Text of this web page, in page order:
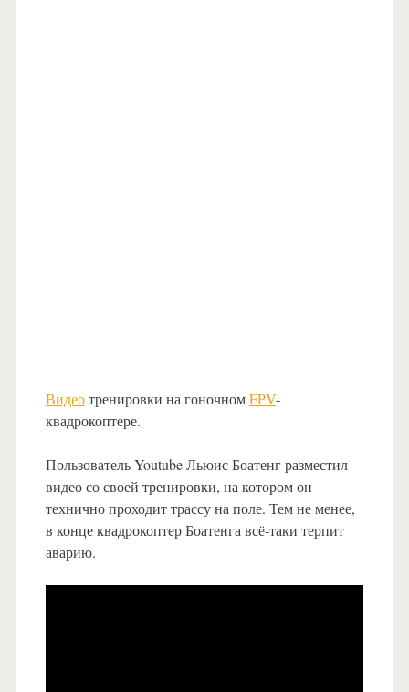
Видеотренировки на гоночномFPV-
квадрокоптере.
Пользователь Youtube Льюис Боатенг разместил
видео со своей тренировки, на котором он
технично проходит трассу на поле. Тем не менее,
в конце квадрокоптер Боатенга всё-таки терпит
аварию.